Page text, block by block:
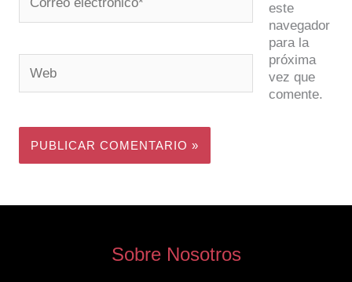
electrónico*
este
navegador
para la
próxima
vez que
comente.
Sobre Nosotros